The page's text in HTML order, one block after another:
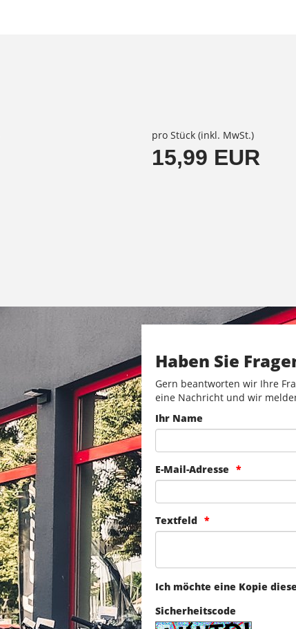
pro Stück (inkl. MwSt.)
15,99 EUR
Haben Sie
Gern beantworten wir Ihre
eine Nachricht und wir
Ihr Name
E-Mail-Adresse
Textfeld
Ich möchte eine Kopie
Sicherheitscode